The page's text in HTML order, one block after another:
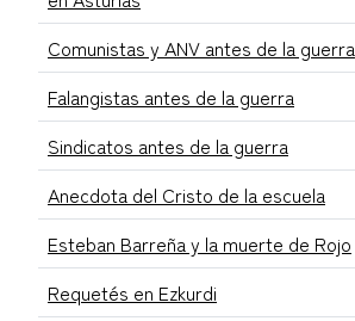
Comunistas y ANV antes de la guerra
Falangistas antes de la guerra
Sindicatos antes de la guerra
Anecdota del Cristo de la escuela
Esteban Barreña y la muerte de Rojo
Requetés en Ezkurdi